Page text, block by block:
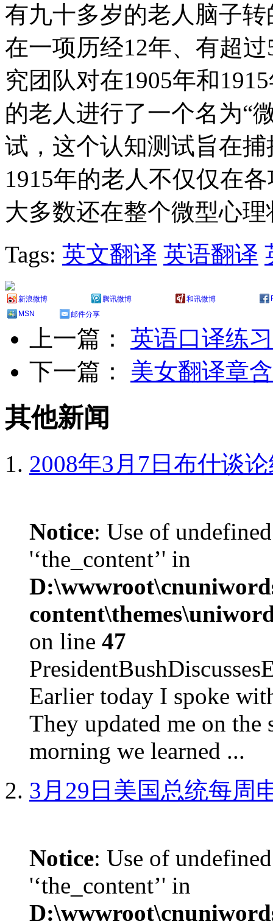
有九十多岁的老人脑子
在一项历经12年、有超
究团队对在1905年和
的老人进行了一个名为“
试，这个认知测试旨在
1915年的老人不仅仅在
大多数还在整个微型心
Tags: 英文翻译 英语翻译
新浪微博 腾讯微博 和讯微博
MSN
邮件分享
上一篇： 英语口译练
下一篇： 美女翻译章
其他新闻
2008年3月7日布什谈
Notice: Use of
'‘the_content’' in
on line 47
Earlier today I spoke
They updated me on the
morning we learned ...
3月29日美国总统每周
Notice: Use of
'‘the_content’' in